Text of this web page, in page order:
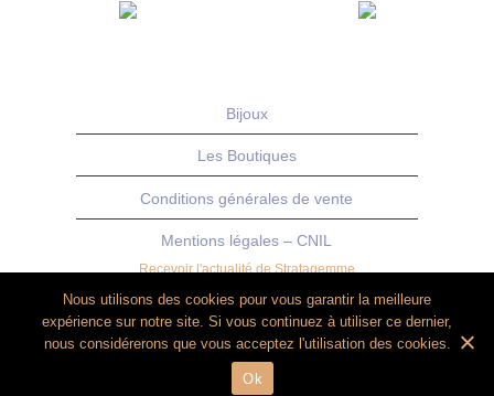
Bijoux
Les Boutiques
Conditions générales de vente
Mentions légales – CNIL
Recevoir l'actualité de Stratagemme
Nous utilisons des cookies pour vous garantir la meilleure
expérience sur notre site. Si vous continuez à utiliser ce dernier,
nous considérerons que vous acceptez l'utilisation des cookies.
Ok